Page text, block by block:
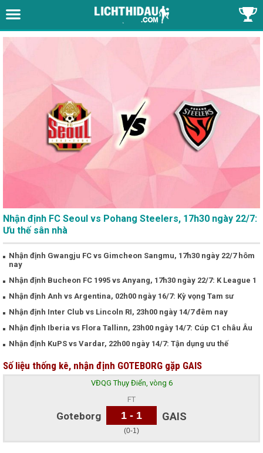
Nhận định FC Seoul vs Pohang Steelers, 17h30 ngày 22/7:
Ưu thế sân nhà
Nhận định Gwangju FC vs Gimcheon Sangmu, 17h30 ngày 22/7 hôm
nay
Nhận định Bucheon FC 1995 vs Anyang, 17h30 ngày 22/7: K League 1
Nhận định Anh vs Argentina, 02h00 ngày 16/7: Kỳ vọng Tam sư
Nhận định Inter Club vs Lincoln RI, 23h00 ngày 14/7 đêm nay
Nhận định Iberia vs Flora Tallinn, 23h00 ngày 14/7: Cúp C1 châu Âu
Nhận định KuPS vs Vardar, 22h00 ngày 14/7: Tận dụng ưu thế
Số liệu thống kê, nhận định GOTEBORG gặp GAIS
VĐQG Thụy Điển, vòng 6
Goteborg
FT
1 - 1
(0-1)
GAIS